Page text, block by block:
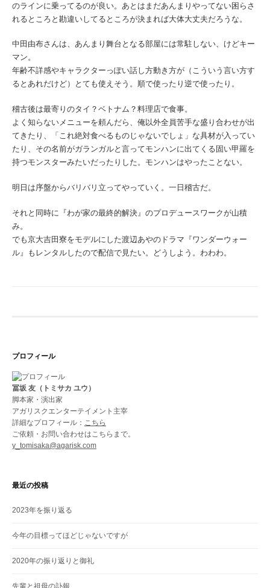
のラインに乗ってるのが良い。あとはまだあんまりやってない困らさ
れるところと勘違いしてるところが決まれば大体大丈夫だろうな。
中田由布さんは、あんまり舞台となる部屋には常駐しない、けどキー
マン。
年齢不詳感やキャラクターっぽい話し方動き方が（こういう言い方す
るとあれだけど）とても使えそう。順で使ったり逆で使ったり。
稽古後は最寄りのタイ？ベトナム？料理店で食事。
よく知らないメニューを頼んだら、俺以外全員苦手な盛り合わせが出
てきたり、「これ絶対食べるものじゃないでしょ」な具材が入ってい
たり、その名前がガランガルと言ってモンハンに出てくる固い甲羅を
持つモンスターみたいだったりした。モンハンはやったことない。
明日は序盤からバリバリ立ってやっていく。一日稽古だ。
それと同時に『わが家の最終的解決』のプロデュースワークが山積
み。
でも京大吉田寮をモデルにした渡辺あやのドラマ『ワンダーウォー
ル』もレンタルしたので配信で見たい。どうしよう。わわわ。
プロフィール
冨坂 友（トミサカ ユウ）
脚本家・演出家
アガリスクエンターテイメント主宰
詳細なプロフィール： こちら
ご依頼・お問い合わせはこちらまで。
y_tomisaka@agarisk.com
最近の投稿
2023年を振り返る
今年の目標ってほどじゃないですが
2020年の振り返りと御礼
先輩と祖母の訃報